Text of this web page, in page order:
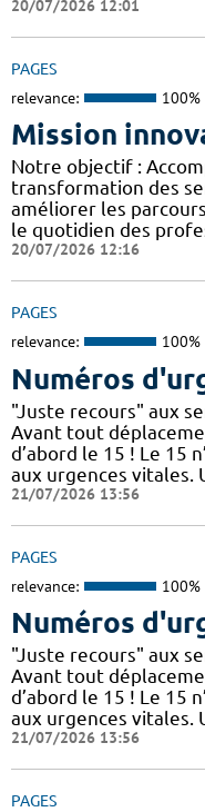
20/07/2026 12:01
PAGES
relevance: 100%
Mission
Notre objectif :
transformation des
améliorer les
le quotidien des
20/07/2026 12:16
PAGES
relevance: 100%
Numéros
"Juste recours" aux
Avant tout
d’abord le 15 ! Le 15
aux urgences vitales.
21/07/2026 13:56
PAGES
relevance: 100%
Numéros
"Juste recours" aux
Avant tout
d’abord le 15 ! Le 15
aux urgences vitales.
21/07/2026 13:56
PAGES